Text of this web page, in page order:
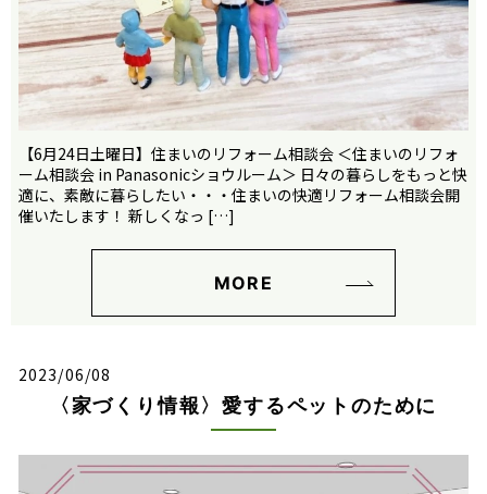
【6月24日土曜日】住まいのリフォーム相談会 ＜住まいのリフォ
ーム相談会 in Panasonicショウルーム＞ 日々の暮らしをもっと快
適に、素敵に暮らしたい・・・住まいの快適リフォーム相談会開
催いたします！ 新しくなっ […]
MORE
2023/06/08
〈家づくり情報〉愛するペットのために